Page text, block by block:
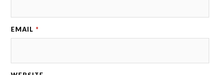
EMAIL *